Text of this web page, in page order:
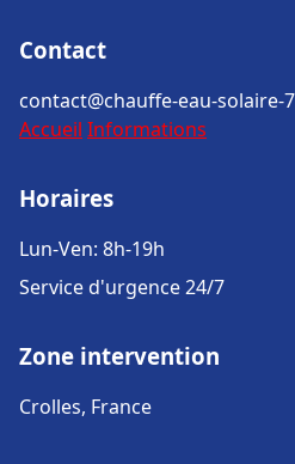
Contact
contact@chauffe-eau-solaire-
Accueil Informations
Horaires
Lun-Ven: 8h-19h
Service d'urgence 24/7
Zone intervention
Crolles, France